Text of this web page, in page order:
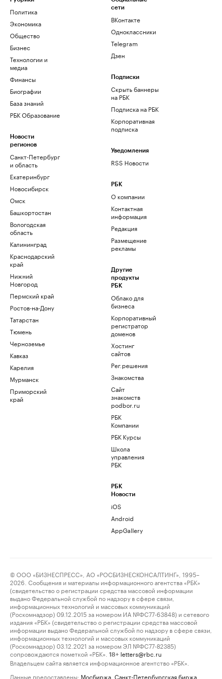
Политика
Экономика
Общество
Бизнес
Технологии и
медиа
Финансы
Биографии
База знаний
РБК Образование
Новости
регионов
Санкт-Петербург
и область
Екатеринбург
Новосибирск
Омск
Башкортостан
Вологодская
область
Калининград
Краснодарский
край
Нижний
Новгород
Пермский край
Ростов-на-Дону
Татарстан
Тюмень
Черноземье
Кавказ
Карелия
Мурманск
Приморский
край
сети
ВКонтакте
Одноклассники
Telegram
Дзен
Подписки
Скрыть баннеры
на РБК
Подписка на РБК
Корпоративная
подписка
Уведомления
RSS Новости
РБК
О компании
Контактная
информация
Редакция
Размещение
рекламы
Другие
продукты
РБК
Облако для
бизнеса
Корпоративный
регистратор
доменов
Хостинг
сайтов
Рег.решения
Знакомства
Сайт
знакомств
podbor.ru
РБК
Компании
РБК Курсы
Школа
управления
РБК
РБК
Новости
iOS
Android
AppGallery
© ООО «БИЗНЕСПРЕСС», АО «РОСБИЗНЕСКОНСАЛТИНГ», 1995–
2026. Сообщения и материалы информационного агентства «РБК»
(свидетельство о регистрации средства массовой информации
выдано Федеральной службой по надзору в сфере связи,
информационных технологий и массовых коммуникаций
(Роскомнадзор) 09.12.2015 за номером ИА №ФС77-63848) и сетевого
издания «РБК» (свидетельство о регистрации средства массовой
информации выдано Федеральной службой по надзору в сфере связи,
информационных технологий и массовых коммуникаций
(Роскомнадзор) 03.12.2021 за номером ЭЛ №ФС77-82385)
сопровождаются пометкой «РБК».
18+ letters@rbc.ru
Владельцем сайта является информационное агентство «РБК».
Данные предоставлены: Мосбиржа Санкт-Петербургская биржа